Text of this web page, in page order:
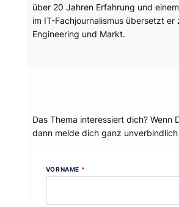
über 20 Jahren Erfahrung und
im IT-Fachjournalismus übersetzt er
Engineering und Markt.
Das Thema interessiert dich? Wenn
dann melde dich ganz unverbindlich
VORNAME *